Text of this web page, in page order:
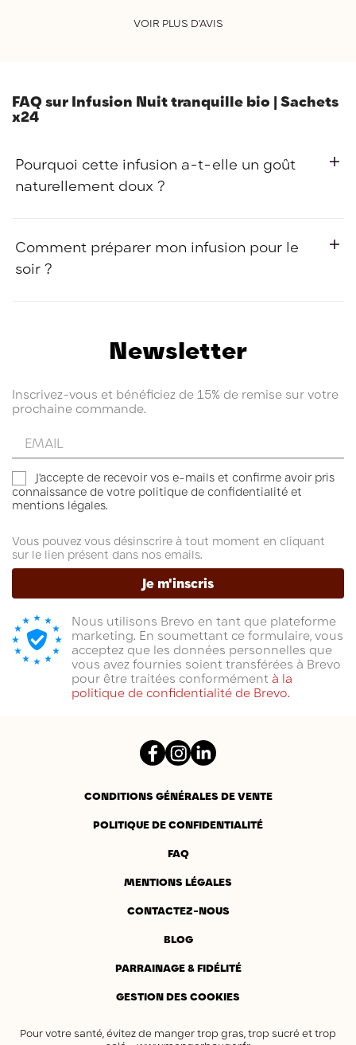
(35 avis)
VOIR PLUS D'AVIS
FAQ sur Infusion Nuit tranquille bio | Sachets
x24
Pourquoi cette infusion a-t-elle un goût
naturellement doux ?
l'ajout de feuilles de stevia bio dans notre recette. Cette
plante offre un pouvoir sucrant naturel sans apporter
aucune calorie, ce qui en fait une boisson réconfortante et
Comment préparer mon infusion pour le
soir ?
tilleul, à la camomille et à la lavande de libérer toutes leurs
notes florales et apaisantes.Newsletter
Inscrivez-vous et bénéficiez de 15% de remise sur votre
prochaine commande.
Entrez
votre
email
J'accepte de recevoir vos e-mails et confirme avoir pris
connaissance de votre politique de confidentialité et
mentions légales.
Vous pouvez vous désinscrire à tout moment en cliquant
sur le lien présent dans nos emails.
Je m'inscris
Nous utilisons Brevo en tant que plateforme
marketing. En soumettant ce formulaire, vous
acceptez que les données personnelles que
vous avez fournies soient transférées à Brevo
pour être traitées conformément à la
politique de confidentialité de Brevo.
CONDITIONS GÉNÉRALES DE VENTE
POLITIQUE DE CONFIDENTIALITÉ
FAQ
MENTIONS LÉGALES
CONTACTEZ-NOUS
BLOG
PARRAINAGE & FIDÉLITÉ
GESTION DES COOKIES
Facebook
Instagram
LinkedIn
Pour votre santé, évitez de manger trop gras, trop sucré et trop